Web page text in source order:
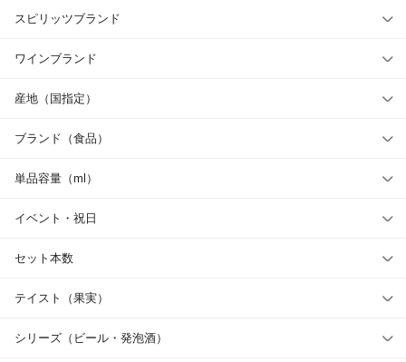
スピリッツブランド
ワインブランド
産地（国指定）
ブランド（食品）
単品容量（ml）
イベント・祝日
セット本数
テイスト（果実）
シリーズ（ビール・発泡酒）